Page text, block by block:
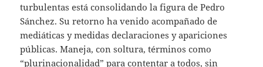
turbulentas está consolidando la figura de Pedro
Sánchez. Su retorno ha venido acompañado de
mediáticas y medidas declaraciones y apariciones
públicas. Maneja, con soltura, términos como
“plurinacionalidad” para contentar a todos, sin